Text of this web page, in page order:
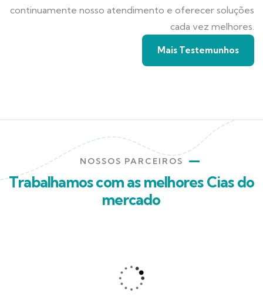
continuamente nosso atendimento e oferecer soluções
cada vez melhores.
Mais Testemunhos
NOSSOS PARCEIROS
Trabalhamos com as melhores Cias do
mercado